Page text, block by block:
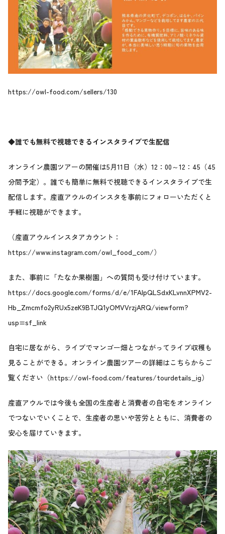
https://owl-food.com/sellers/130
◆誰でも無料で視聴できるインスタライブで生配信
オンライン農園ツアーの開催は5月11日（水）12：00～12：45（45
分間予定）。誰でも簡単に無料で視聴できるインスタライブで生
配信します。産直アウルのインスタを事前にフォローいただくと
手軽に視聴ができます。
（産直アウルインスタアカウント：
https://www.instagram.com/owl_food_com/）
また、事前に「たなか果樹園」への質問も受け付けています。
https://docs.google.com/forms/d/e/1FAIpQLSdxKLvnnXPMV2-
Hb_Zmcmfo2yRUx5zeK9BTJQ1yOMVVrzjARQ/viewform?
usp=sf_link
自宅に居ながら、ライブでマンゴー畑とつながってライブ収穫も
見ることができる。オンライン農園ツアーの詳細はこちらからご
覧ください（https://owl-food.com/features/tourdetails_ig）
産直アウルでは今後も全国の生産者と消費者の自宅をオンライン
でつないでいくことで、生産者の思いや苦労とともに、消費者の
安心を届けていきます。